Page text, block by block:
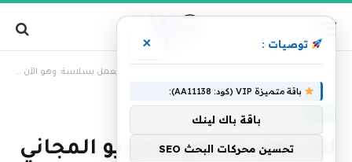
لقد جعل مشغل الفيديو المجاني الخاص بك يعمل بسلاسة. وهو الآن يفعل ذلك من أجل الروبوتات.
لقد جعل مشغل الفيديو المجاني
توصيات : ×
باقة متميزة VIP (كود: AA11138):
باقة باك لينك
تحسين محركات البحث SEO